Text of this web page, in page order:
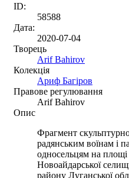
ID:
58588
Дата:
2020-07-04
Творець
Arif Bahirov
Колекція
Ариф Багіров
Правове регулювання
Arif Bahirov
Опис
Фрагмент
радянським воїнам і
односельцям на площі
Новоайдарської
району Луганської